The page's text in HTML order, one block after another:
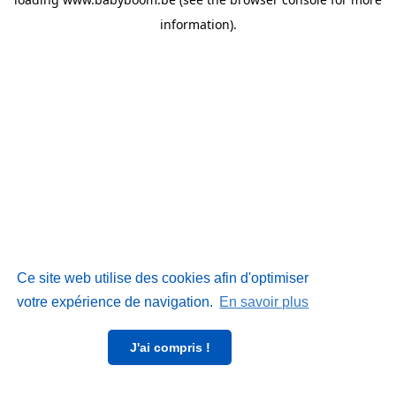
Ce site web utilise des cookies afin d'optimiser
votre expérience de navigation. En savoir plus
J'ai compris !
information).